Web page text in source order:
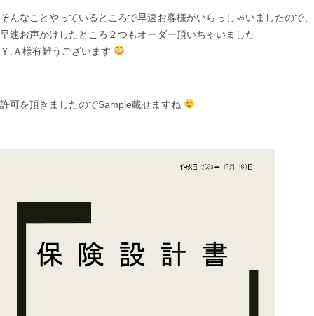
そんなことやっているところで早速お客様がいらっしゃいましたので、
早速お声かけしたところ２つもオーダー頂いちゃいました
Ｙ.Ａ様有難うございます
許可を頂きましたのでSample載せますね